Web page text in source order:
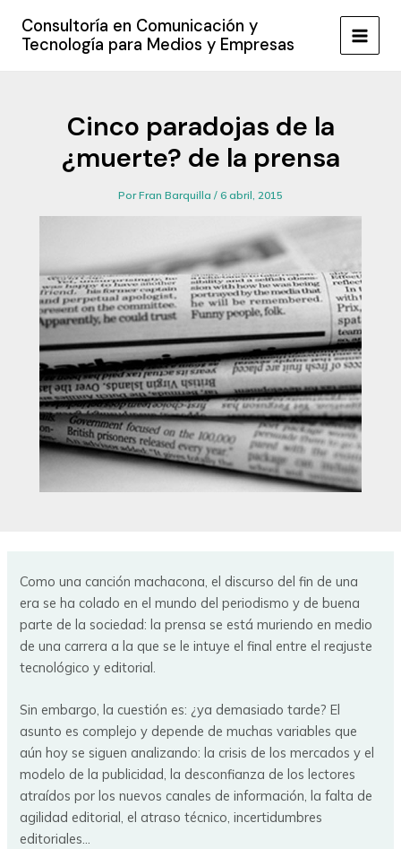
contenido
Consultoría en Comunicación y
Tecnología para Medios y Empresas
MAIN
Cinco paradojas de la
¿muerte? de la prensa
PorFran Barquilla / 6 abril, 2015
Como una canción machacona, el discurso del fin de una
era se ha colado en el mundo del periodismo y de buena
parte de la sociedad: la prensa se está muriendo en medio
de una carrera a la que se le intuye el final entre el reajuste
tecnológico y editorial.
Sin embargo, la cuestión es: ¿ya demasiado tarde? El
asunto es complejo y depende de muchas variables que
aún hoy se siguen analizando: la crisis de los mercados y el
modelo de la publicidad, la desconfianza de los lectores
atraídos por los nuevos canales de información, la falta de
agilidad editorial, el atraso técnico, incertidumbres
editoriales…